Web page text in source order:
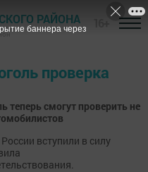
РАЙОНА
проверка
теперь смогут проверить не
вступили в силу
баннера через